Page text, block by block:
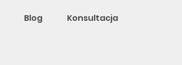
Blog Konsultacja